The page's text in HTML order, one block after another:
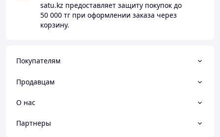
satu.kz предоставляет защиту покупок до
50 000 тг при оформлении заказа через
корзину.
Покупателям
Продавцам
О нас
Партнеры